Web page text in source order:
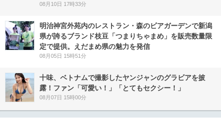
08月10日 17時33分
明治神宮外苑内のレストラン・森のビアガーデンで新潟
県が誇るブランド枝豆「つまりちゃまめ」を販売数量限
定で提供。えだまめ県の魅力を発信
08月05日 15時51分
十味、ベトナムで撮影したヤンジャンのグラビアを披
露！ファン「可愛い！」「とてもセクシー！」
08月07日 15時00分